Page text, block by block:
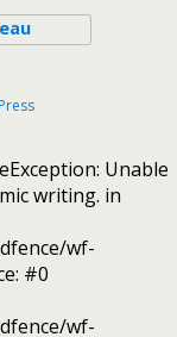
Unable
writing. in
wf-
#0
wf-